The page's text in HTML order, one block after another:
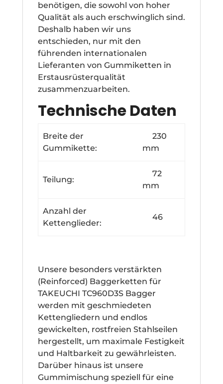
benötigen, die sowohl von hoher
Qualität als auch erschwinglich sind.
Deshalb haben wir uns
entschieden, nur mit den
führenden internationalen
Lieferanten von Gummiketten in
Erstausrüsterqualität
zusammenzuarbeiten.
Technische Daten
Breite der
Gummikette:
230
mm
Teilung:
72
mm
Anzahl der
Kettenglieder:
46
Unsere besonders verstärkten
(Reinforced) Baggerketten für
TAKEUCHI TC960D3S Bagger
werden mit geschmiedeten
Kettengliedern und endlos
gewickelten, rostfreien Stahlseilen
hergestellt, um maximale Festigkeit
und Haltbarkeit zu gewährleisten.
Darüber hinaus ist unsere
Gummimischung speziell für eine